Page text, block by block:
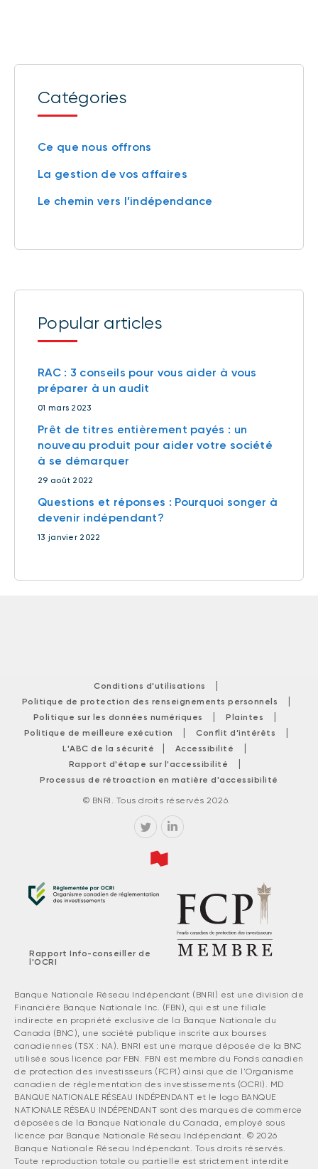
Catégories
Ce que nous offrons
La gestion de vos affaires
Le chemin vers l’indépendance
Popular articles
RAC : 3 conseils pour vous aider à vous
préparer à un audit
01 mars 2023
Prêt de titres entièrement payés : un
nouveau produit pour aider votre société
à se démarquer
29 août 2022
Questions et réponses : Pourquoi songer à
devenir indépendant?
13 janvier 2022
Conditions d'utilisations |
Politique de protection des renseignements personnels |
Politique sur les données numériques | Plaintes |
Politique de meilleure exécution | Conflit d’intérêts |
L'ABC de la sécurité | Accessibilité |
Rapport d'étape sur l'accessibilité |
Processus de rétroaction en matière d'accessibilité
© BNRI. Tous droits réservés 2026.
Rapport Info-conseiller de
l'OCRI
Banque Nationale Réseau Indépendant (BNRI) est une division de
Financière Banque Nationale Inc. (FBN), qui est une filiale
indirecte en propriété exclusive de la Banque Nationale du
Canada (BNC), une société publique inscrite aux bourses
canadiennes (TSX : NA). BNRI est une marque déposée de la BNC
utilisée sous licence par FBN. FBN est membre du Fonds canadien
de protection des investisseurs (FCPI) ainsi que de l'Organisme
canadien de réglementation des investissements (OCRI). MD
BANQUE NATIONALE RÉSEAU INDÉPENDANT et le logo BANQUE
NATIONALE RÉSEAU INDÉPENDANT sont des marques de commerce
déposées de la Banque Nationale du Canada, employé sous
licence par Banque Nationale Réseau Indépendant. © 2026
Banque Nationale Réseau Indépendant. Tous droits réservés.
Toute reproduction totale ou partielle est strictement interdite